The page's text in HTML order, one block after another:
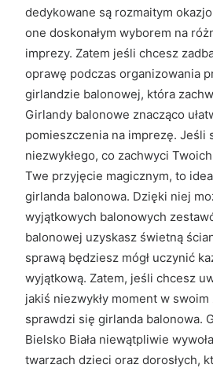
dedykowane są rozmaitym
one doskonałym wyborem na
imprezy. Zatem jeśli chcesz
oprawę podczas organizowania
girlandzie balonowej, która
Girlandy balonowe znacząco
pomieszczenia na imprezę. Jeśli
niezwykłego, co zachwyci
Twe przyjęcie magicznym, to
girlanda balonowa. Dzięki niej
wyjątkowych balonowych
balonowej uzyskasz świetną
sprawą będziesz mógł uczynić
wyjątkową. Zatem, jeśli chcesz
jakiś niezwykły moment w
sprawdzi się girlanda balonowa.
Bielsko Biała niewątpliwie
twarzach dzieci oraz dorosłych,